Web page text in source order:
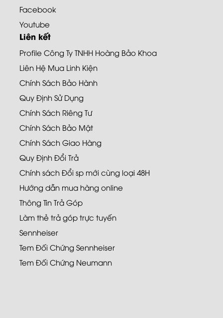
Facebook
Youtube
Liên kết
Profile Công Ty TNHH Hoàng Bảo Khoa
Liên Hệ Mua Linh Kiện
Chính Sách Bảo Hành
Quy Định Sử Dụng
Chính Sách Riêng Tư
Chính Sách Bảo Mật
Chính Sách Giao Hàng
Quy Định Đổi Trả
Chính sách Đổi sp mới cùng loại 48H
Hướng dẫn mua hàng online
Thông Tin Trả Góp
Làm thẻ trả góp trực tuyến
Sennheiser
Tem Đối Chứng Sennheiser
Tem Đối Chứng Neumann